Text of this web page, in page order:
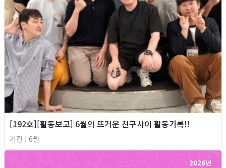
[192호][활동보고] 6월의 뜨거운 친구사이 활동기록!!
기간 : 6월
2026년